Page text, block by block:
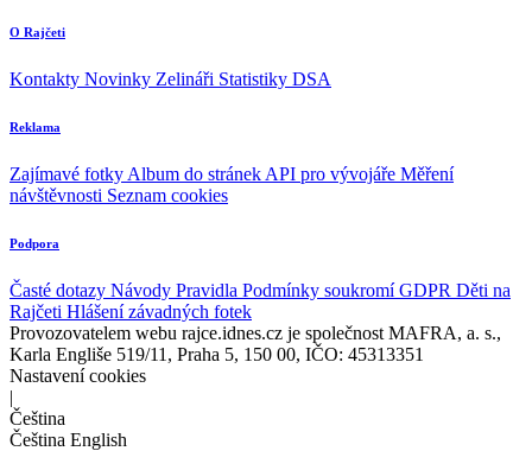
O Rajčeti
Kontakty Novinky Zelináři Statistiky DSA
Reklama
Zajímavé fotky Album do stránek API pro vývojáře Měření
návštěvnosti Seznam cookies
Podpora
Časté dotazy Návody Pravidla Podmínky soukromíGDPR Děti na
Rajčeti Hlášení závadných fotek
Provozovatelem webu rajce.idnes.cz je společnost MAFRA, a. s.,
Karla Engliše 519/11, Praha 5, 150 00, IČO: 45313351
Nastavení cookies
|
Čeština
Čeština English